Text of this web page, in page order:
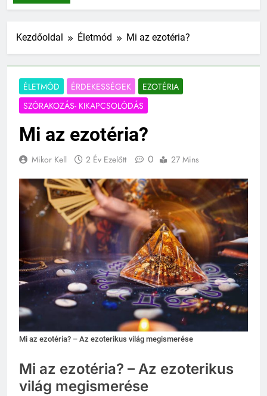
Kezdőoldal Életmód Mi az ezotéria?
ÉLETMÓD ÉRDEKESSÉGEK
EZOTÉRIA
SZÓRAKOZÁS- KIKAPCSOLÓDÁS
Mi az ezotéria?
Mikor Kell 2 Év Ezelőtt 0 27 Mins
Mi az ezotéria? – Az ezoterikus világ megismerése
Mi az ezotéria? – Az ezoterikus
világ megismerése